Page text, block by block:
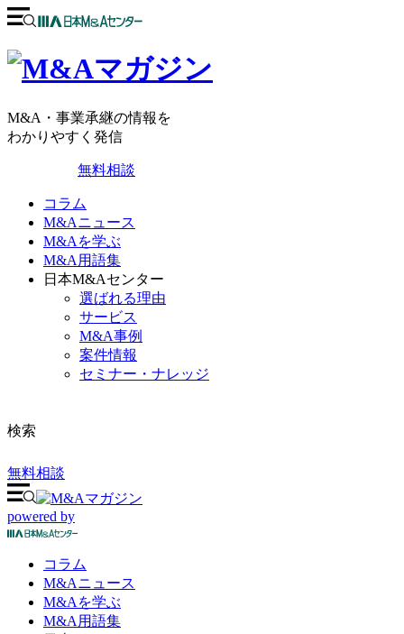
M&A・事業承継の情報を
わかりやすく発信
無料相談
コラム
M&Aニュース
M&Aを学ぶ
M&A用語集
日本M&Aセンター
選ばれる理由
サービス
M&A事例
案件情報
セミナー・ナレッジ
検索
無料相談
powered by
コラム
M&Aニュース
M&Aを学ぶ
M&A 用語集